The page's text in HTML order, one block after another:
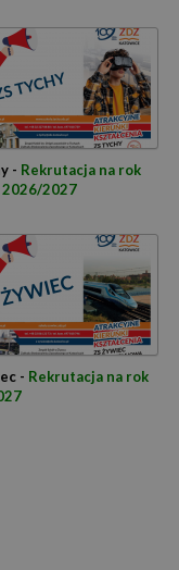
- Rekrutacja na rok
2026/2027
- Rekrutacja na rok